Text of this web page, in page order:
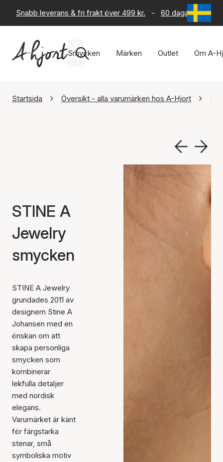
Snabb leverans & fri frakt över 499 kr. - 60 dagars
Smycken Märken Outlet Om A-
Startsida Översikt - alla varumärken hos A-Hjort
STINE A
Jewelry
smycken
STINE A Jewelry
grundades 2011 av
designern Stine A
Johansen med en
önskan om att
skapa personliga
smycken som
kombinerar
lekfulla detaljer
med nordisk
elegans.
Varumärket är känt
för färgstarka
stenar, små
symboliska motiv